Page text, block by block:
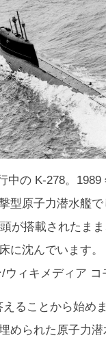
中の K-278。1989
型原子力潜水艦
が搭載されたま
に沈んでいます
ウィキメディア コ
えることから始め
められた原子力潜